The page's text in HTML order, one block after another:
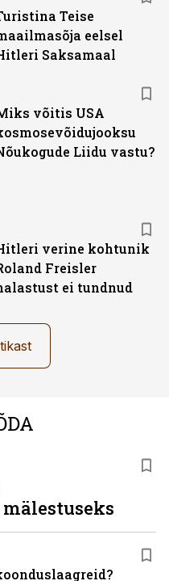
Teise
eelsel
Saksamaal
võitis USA
Liidu vastu?
verine kohtunik
Freisler
ei tundnud